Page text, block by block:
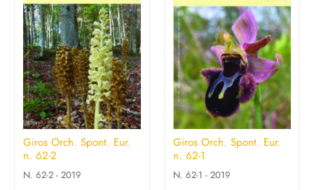
Giros Orch. Spont. Eur.
n. 62-2
N. 62-2 - 2019
Giros Orch. Spont. Eur.
n. 62-1
N. 62-1 - 2019